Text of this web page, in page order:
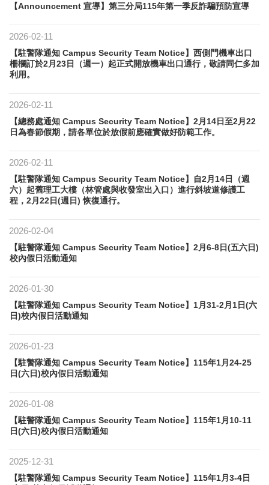
【Announcement 宣導】​第三分局115年第一季反詐騙預防宣導
2026-02-11
【駐警隊通知 Campus Security Team Notice】西側門機車出口
柵欄訂於2月23日（週一）起正式開放機車出口通行，敬請同仁多加
利用。
2026-02-11
【總務處通知 Campus Security Team Notice】2月14日至2月22
日為春節假期，請各單位於放假前應確實做好防範工作。
2026-02-11
【駐警隊通知 Campus Security Team Notice】自2月14日（週
六）起舊理工大樓（林管處與收發室出入口）進行斜坡道修護工
程，2月22日(週日) 恢復通行。
2026-02-04
【駐警隊通知 Campus Security Team Notice】2月6-8日(五六日)
校內假日活動通知
2026-01-30
【駐警隊通知 Campus Security Team Notice】1月31-2月1日(六
日)校內假日活動通知
2026-01-23
【駐警隊通知 Campus Security Team Notice】115年1月24-25
日(六日)校內假日活動通知
2026-01-08
【駐警隊通知 Campus Security Team Notice】115年1月10-11
日(六日)校內假日活動通知
2025-12-31
【駐警隊通知 Campus Security Team Notice】115年1月3-4日